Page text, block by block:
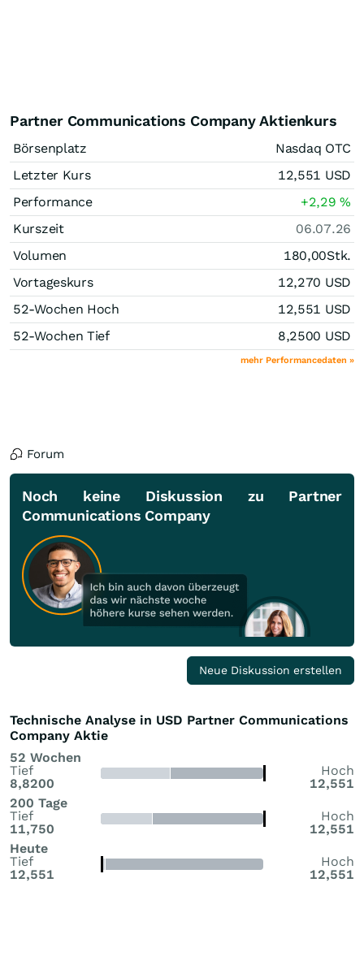
Partner Communications Company Aktienkurs
Börsenplatz
Nasdaq OTC
Letzter Kurs
12,551 USD
Performance
+2,29%
Kurszeit
06.07.26
Volumen
180,00Stk.
Vortageskurs
12,270 USD
52-Wochen Hoch
12,551 USD
52-Wochen Tief
8,2500 USD
mehr Performancedaten »
Forum
Noch keine Diskussion zu Partner
Communications Company
Neue Diskussion erstellen
Technische Analyse in USD Partner Communications
Company Aktie
52 Wochen
Tief
8,8200
Hoch
12,551
200 Tage
Tief
11,750
Hoch
12,551
Heute
Tief
12,551
Hoch
12,551